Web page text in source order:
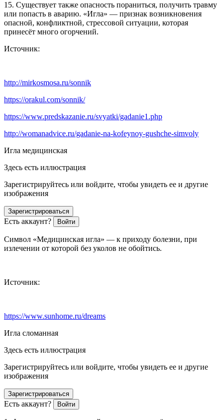
15. Существует также опасность пораниться, получить травму
или попасть в аварию. «Игла» — признак возникновения
опасной, конфликтной, стрессовой ситуации, которая
принесёт много огорчений.
Источник:
http://mirkosmosa.ru/sonnik
https://orakul.com/sonnik/
https://www.predskazanie.ru/svyatki/gadanie1.php
http://womanadvice.ru/gadanie-na-kofeynoy-gushche-simvoly
Игла медицинская
Здесь есть иллюстрация
Зарегистрируйтесь или войдите, чтобы увидеть ее и другие
изображения
Зарегистрироваться
Есть аккаунт? Войти
Символ «Медицинская игла» — к приходу болезни, при
излечении от которой без уколов не обойтись.
Источник:
https://www.sunhome.ru/dreams
Игла сломанная
Здесь есть иллюстрация
Зарегистрируйтесь или войдите, чтобы увидеть ее и другие
изображения
Зарегистрироваться
Есть аккаунт? Войти